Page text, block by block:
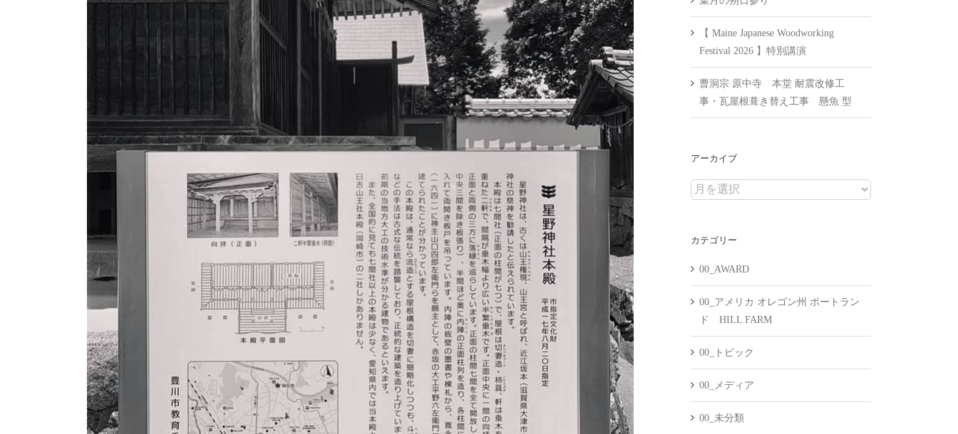
【 Maine Japanese Woodworking
Festival 2026 】特別講演
曹洞宗 原中寺 本堂 耐震改修工
事・瓦屋根葺き替え工事 懸魚 型
アーカイブ
ア
イ
カテゴリー
00_AWARD
00_アメリカ オレゴン州 ポートラン
ド HILL FARM
00_トピック
00_メディア
00_未分類